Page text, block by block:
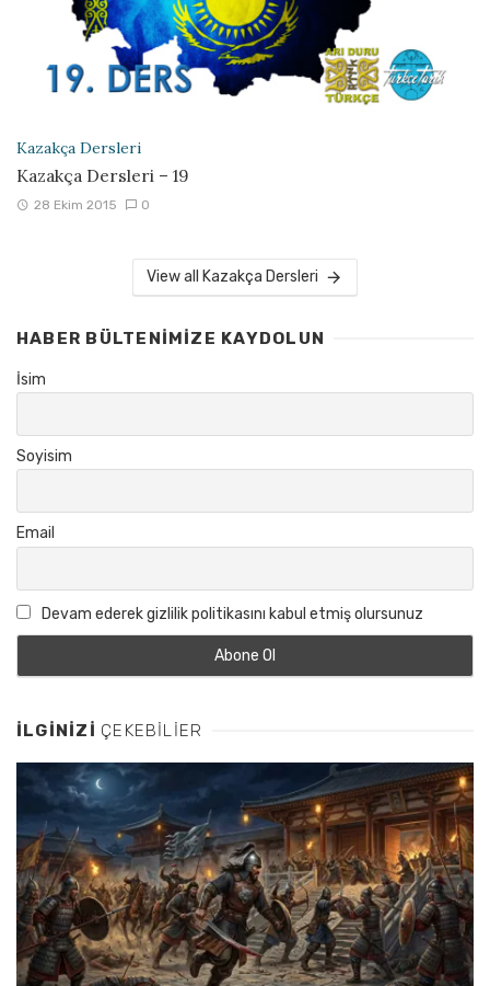
Kazakça Dersleri
Kazakça Dersleri – 19
28 Ekim 2015 0
View all Kazakça Dersleri
HABER BÜLTENIMIZE KAYDOLUN
İsim
Soyisim
Email
Devam ederek gizlilik politikasını kabul etmiş olursunuz
İLGINIZI ÇEKEBILIER